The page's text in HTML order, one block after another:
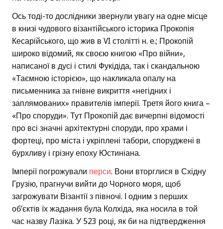
Ось тоді-то дослідники звернули увагу на одне місце
в книзі чудового візантійського історика Прокопія
Кесарійського, що жив в VI столітті н. е.; Прокопій
широко відомий, як своєю книгою «Про війни»,
написаної в дусі і стилі Фукідіда, так і скандальною
«Таємною історією», що накликала опалу на
письменника за гнівне викриття «негідних і
заплямованих» правителів імперії. Третя його книга –
«Про споруди». Тут Прокопій дає вичерпні відомості
про всі значні архітектурні споруди, про храми і
фортеці, про міста і укріплені табори, споруджені в
бурхливу і грізну епоху Юстиніана.
Імперії погрожували перси. Вони вторглися в Східну
Грузію, прагнучи вийти до Чорного моря, щоб
загрожувати Візантії з півночі. І одним з перших
об’єктів їх жадання була Колхіда, яка носила в той
час назву Лазіка. У 523 році, як би на підтвердження